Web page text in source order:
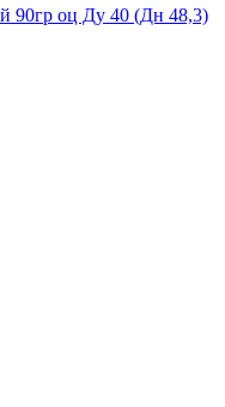
90гр оц Ду 40 (Дн 48,3)